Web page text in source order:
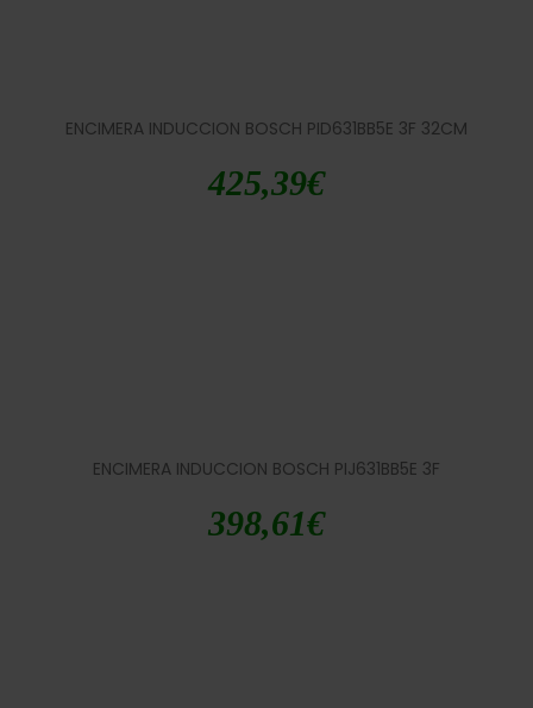
ENCIMERA INDUCCION BOSCH PID631BB5E 3F 32CM
425,39€
ENCIMERA INDUCCION BOSCH PIJ631BB5E 3F
398,61€